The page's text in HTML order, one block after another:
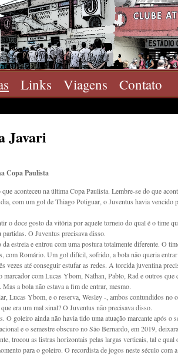
Links Viagens Contato
Javari
Copa Paulista
aconteceu na última Copa Paulista. Lembre-se do que
com um gol de Thiago Potiguar, o Juventus havia vencido
o doce gosto da vitória por aquele torneio do qual é o time
O Juventus precisava disso.
estreia e entrou com uma postura totalmente diferente. O
com Romário. Um gol difícil, sofrido, a bola não queria
vezes até conseguir estufar as redes. A torcida juventina
com Lucas Ybom, Nathan, Pablo, Rad e outros que
a bola não estava a fim de entrar, mesmo.
Lucas Ybom, e o reserva, Wesley -, ambos contundidos no
era um mal sinal? O Juventus não precisava disso.
O goleiro ainda não havia tido uma atuação marcante após o
e o semestre obscuro no São Bernardo, em 2019,
trocou as listras horizontais pelas largas verticais, tal e
para o goleiro. O recordista de jogos neste século com